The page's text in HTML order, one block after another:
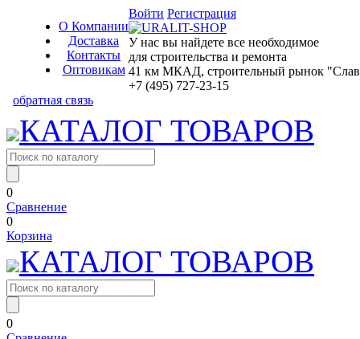
О Компании
Доставка
Контакты
Оптовикам
Войти Регистрация
У нас вы найдете все необходимое
для строительства и ремонта
41 км МКАД, строительный рынок
+7 (495) 727-23-15
обратная связь
КАТАЛОГ ТОВАРОВ
0
Сравнение
0
Корзина
КАТАЛОГ ТОВАРОВ
0